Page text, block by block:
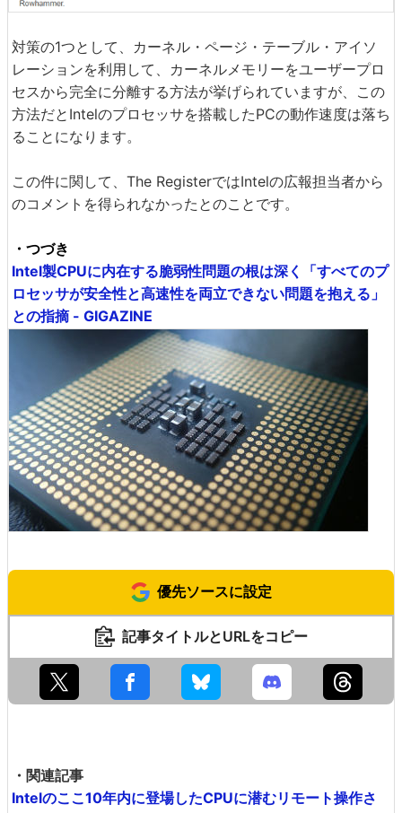
対策の1つとして、カーネル・ページ・テーブル・アイソ
レーションを利用して、カーネルメモリーをユーザープロ
セスから完全に分離する方法が挙げられていますが、この
方法だとIntelのプロセッサを搭載したPCの動作速度は落ち
ることになります。
この件に関して、The RegisterではIntelの広報担当者から
のコメントを得られなかったとのことです。
・つづき
Intel製CPUに内在する脆弱性問題の根は深く「すべてのプ
ロセッサが安全性と高速性を両立できない問題を抱える」
との指摘 - GIGAZINE
優先ソースに設定
記事タイトルとURLをコピー
・関連記事
Intelのここ10年内に登場したCPUに潜むリモート操作さ